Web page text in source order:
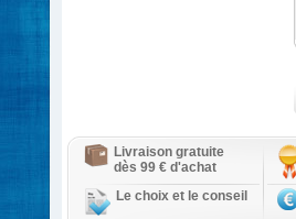
Livraison gratuite
dès 99 € d'achat
Le choix et le conseil